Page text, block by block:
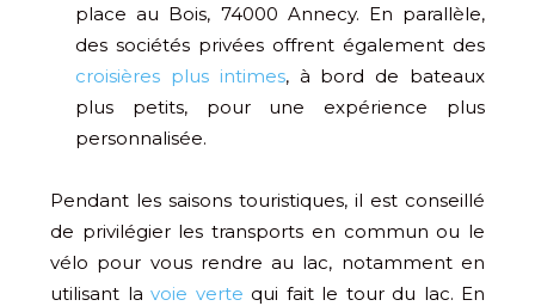
place au Bois, 74000 Annecy. En parallèle,
des sociétés privées offrent également des
croisières plus intimes, à bord de bateaux
plus petits, pour une expérience plus
personnalisée.
Pendant les saisons touristiques, il est conseillé
de privilégier les transports en commun ou le
vélo pour vous rendre au lac, notamment en
utilisant la voie verte qui fait le tour du lac. En